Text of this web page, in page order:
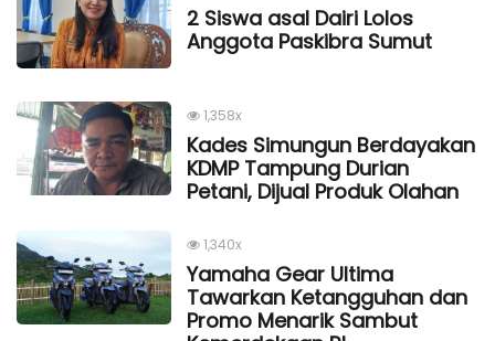
2 Siswa asal Dairi Lolos
Anggota Paskibra Sumut
1,358x
Kades Simungun Berdayakan
KDMP Tampung Durian
Petani, Dijual Produk Olahan
1,340x
Yamaha Gear Ultima
Tawarkan Ketangguhan dan
Promo Menarik Sambut